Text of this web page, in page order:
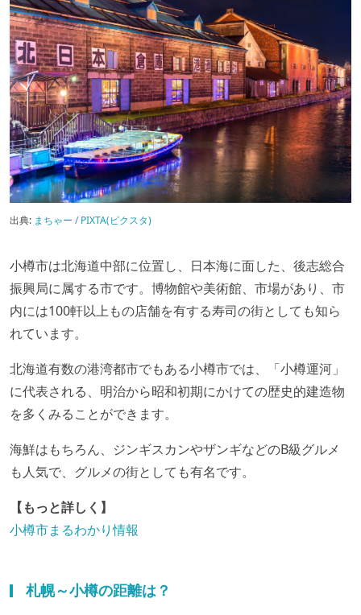
出典: まちゃー / PIXTA(ピクスタ)
小樽市は北海道中部に位置し、日本海に面した、後志総合
振興局に属する市です。博物館や美術館、市場があり、市
内には100軒以上もの店舗を有する寿司の街としても知ら
れています。
北海道有数の港湾都市でもある小樽市では、「小樽運河」
に代表される、明治から昭和初期にかけての歴史的建造物
を多くみることができます。
海鮮はもちろん、ジンギスカンやザンギなどのB級グルメ
も人気で、グルメの街としても有名です。
【もっと詳しく】
小樽市まるわかり情報
札幌～小樽の距離は？